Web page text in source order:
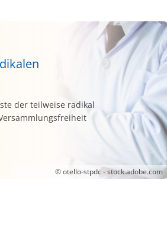
der teilweise radikal
© otello-stpdc - stock.adobe.com